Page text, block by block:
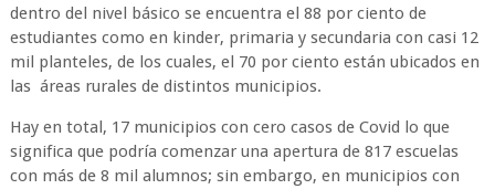
dentro del nivel básico se encuentra el 88 por ciento de
estudiantes como en kinder, primaria y secundaria con casi 12
mil planteles, de los cuales, el 70 por ciento están ubicados en
las áreas rurales de distintos municipios.
Hay en total, 17 municipios con cero casos de Covid lo que
significa que podría comenzar una apertura de 817 escuelas
con más de 8 mil alumnos; sin embargo, en municipios con